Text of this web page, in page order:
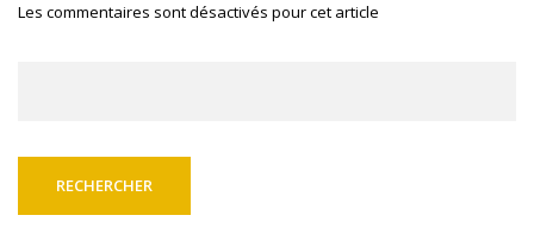
Les commentaires sont désactivés pour cet article